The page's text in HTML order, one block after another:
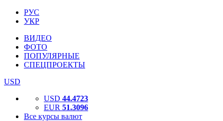
РУС
УКР
ВИДЕО
ФОТО
ПОПУЛЯРНЫЕ
СПЕЦПРОЕКТЫ
USD
USD 44.4723
EUR 51.3096
Все курсы валют